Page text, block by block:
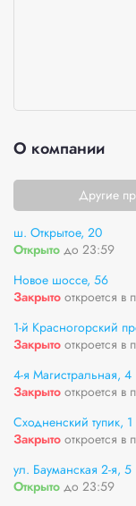
О компании
Другие
ш. Открытое, 20
Открыто до 23:59
Новое шоссе, 56
Закрыто откроется в
1-й Красногорский
Закрыто откроется в
4-я Магистральная, 4
Закрыто откроется в
Сходненский тупик, 1
Закрыто откроется в
ул. Бауманская 2-я, 5
Открыто до 23:59